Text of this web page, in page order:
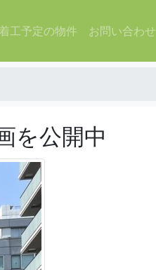
工予定の物件 お問い合わせ
を公開中